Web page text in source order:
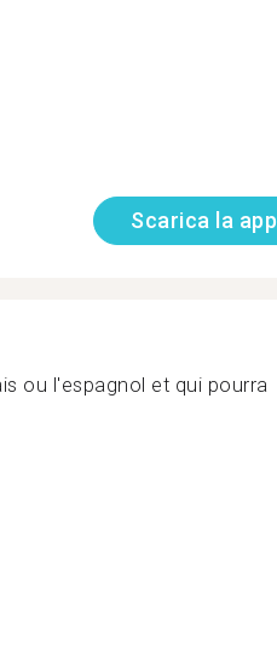
Scarica la app
ou l'espagnol et qui pourra